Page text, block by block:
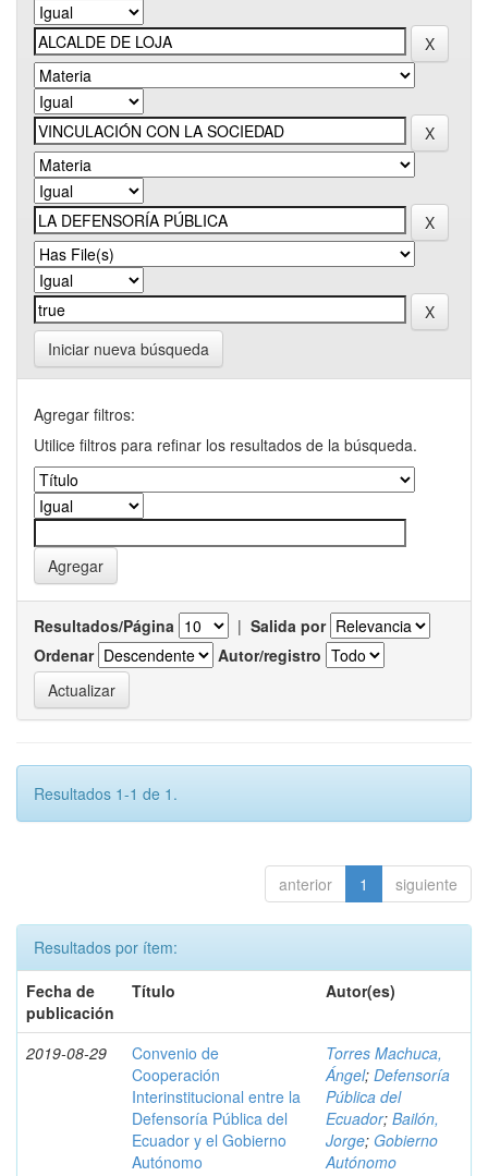
Iniciar nueva búsqueda
Agregar filtros:
Utilice filtros para refinar los resultados de la búsqueda.
Resultados/Página | Salida por
Ordenar
Autor/registro
Resultados 1-1 de 1.
anterior 1 siguiente
Resultados por ítem:
Fecha de
publicación
Título Autor(es)
2019-08-29
Convenio de
Cooperación
Interinstitucional entre la
Defensoría Pública del
Ecuador y el Gobierno
Autónomo
Torres Machuca,
Ángel; Defensoría
Pública del
Ecuador; Bailón,
Jorge; Gobierno
Autónomo